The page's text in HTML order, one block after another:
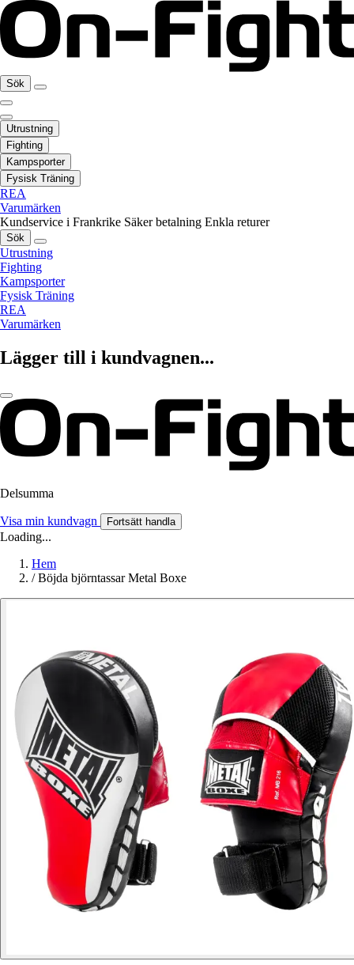
Sök
Utrustning
Fighting
Kampsporter
Fysisk Träning
REA
Varumärken
Kundservice i Frankrike Säker betalning Enkla returer
Sök
Utrustning
Fighting
Kampsporter
Fysisk Träning
REA
Varumärken
Lägger till i kundvagnen...
Delsumma
Visa min kundvagn Fortsätt handla
Loading...
Hem
/ Böjda björntassar Metal Boxe